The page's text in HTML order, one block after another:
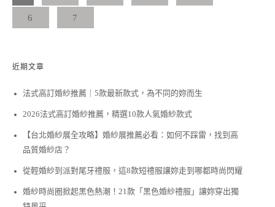
6 7
近期文章
法式高訂婚紗推薦｜5款最新款式，為不同的妳而生
2026法式高訂婚紗推薦，精選10款人氣婚紗款式
【台北婚紗展全攻略】婚紗展推薦必看：如何不踩雷，找到高
品質婚紗店？
從輕婚紗到派對尾牙禮服，這8款短禮服讓妳走到哪都時尚閃耀
婚紗時尚圈掀起黑色熱潮！21款「黑色婚紗禮服」讓妳穿出獨